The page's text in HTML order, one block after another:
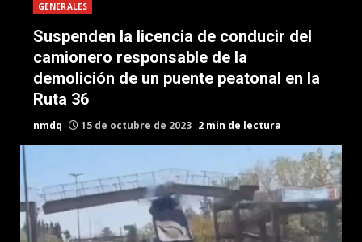
GENERALES
Suspenden la licencia de conducir del
camionero responsable de la
demolición de un puente peatonal en la
Ruta 36
nmdq 15 de octubre de 2023 2 min de lectura